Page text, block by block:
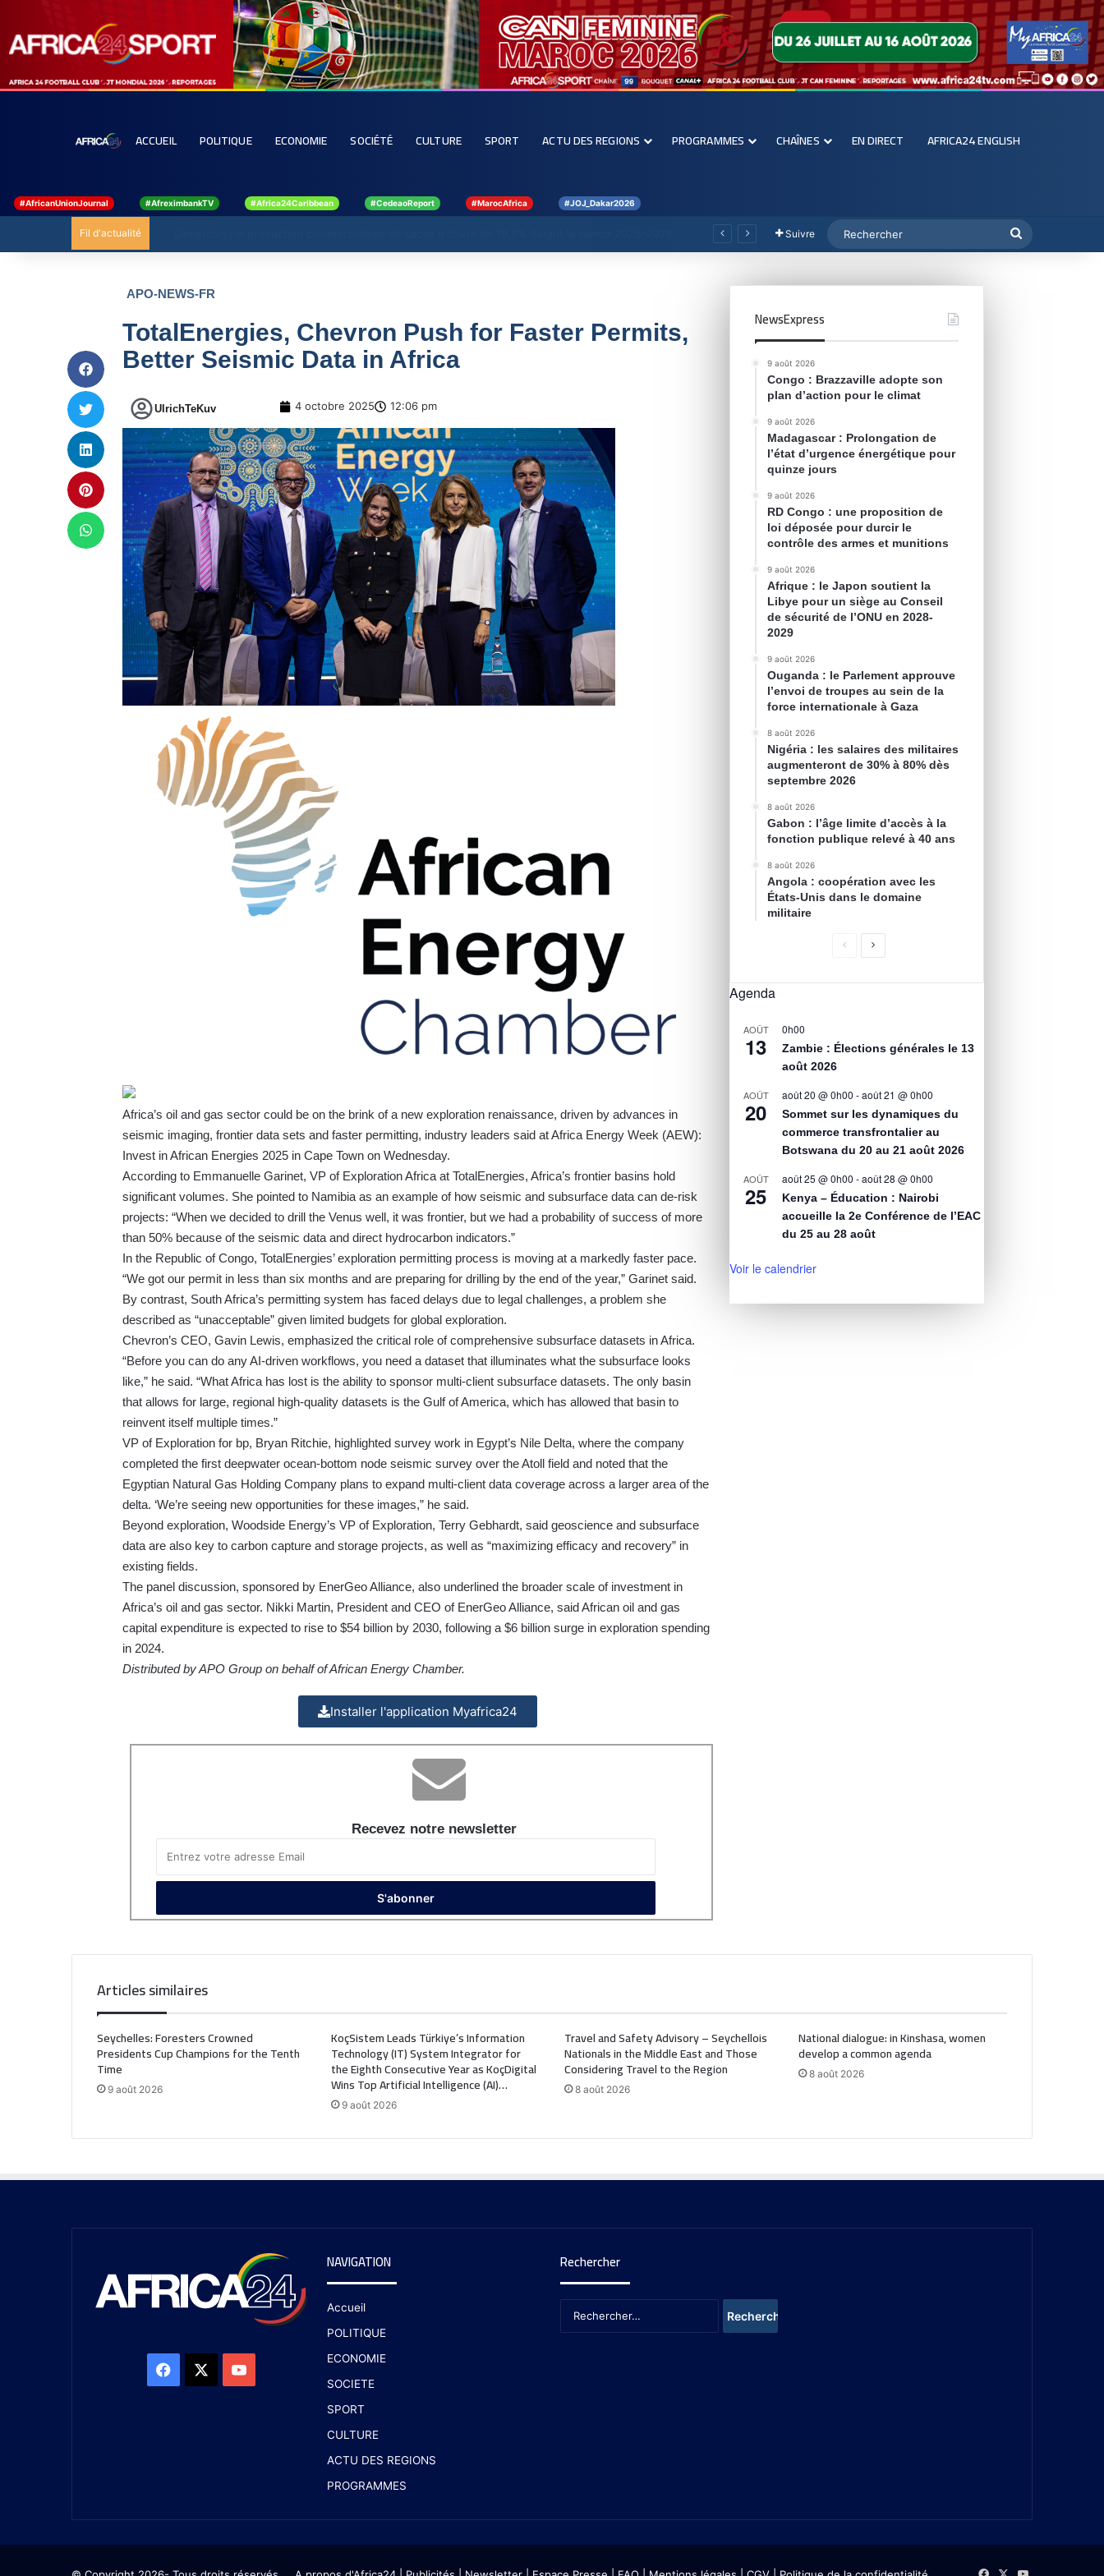
ACCUEIL POLITIQUE ECONOMIE SOCIÉTÉ CULTURE SPORT ACTU DES REGIONS PROGRAMMES CHAÎNES EN DIRECT AFRICA24 ENGLISH
#AfricanUnionJournal #AfreximbankTV #Africa24Caribbean #CedeaoReport #MarocAfrica #JOJ_Dakar2026
Fil d'actualité Suivre
APO-NEWS-FR
TotalEnergies, Chevron Push for Faster Permits,
Better Seismic Data in Africa
UlrichTeKuv 4 octobre 2025 12:06 pm
Africa’s oil and gas sector could be on the brink of a new exploration renaissance, driven by advances in
seismic imaging, frontier data sets and faster permitting, industry leaders said at Africa Energy Week (AEW):
Invest in African Energies 2025 in Cape Town on Wednesday.
According to Emmanuelle Garinet, VP of Exploration Africa at TotalEnergies, Africa’s frontier basins hold
significant volumes. She pointed to Namibia as an example of how seismic and subsurface data can de-risk
projects: “When we decided to drill the Venus well, it was frontier, but we had a probability of success of more
than 50% because of the seismic data and direct hydrocarbon indicators.”
In the Republic of Congo, TotalEnergies’ exploration permitting process is moving at a markedly faster pace.
“We got our permit in less than six months and are preparing for drilling by the end of the year,” Garinet said.
By contrast, South Africa’s permitting system has faced delays due to legal challenges, a problem she
described as “unacceptable” given limited budgets for global exploration.
Chevron’s CEO, Gavin Lewis, emphasized the critical role of comprehensive subsurface datasets in Africa.
“Before you can do any AI-driven workflows, you need a dataset that illuminates what the subsurface looks
like,” he said. “What Africa has lost is the ability to sponsor multi-client subsurface datasets. The only basin
that allows for large, regional high-quality datasets is the Gulf of America, which has allowed that basin to
reinvent itself multiple times.”
VP of Exploration for bp, Bryan Ritchie, highlighted survey work in Egypt’s Nile Delta, where the company
completed the first deepwater ocean-bottom node seismic survey over the Atoll field and noted that the
Egyptian Natural Gas Holding Company plans to expand multi-client data coverage across a larger area of the
delta. ‘We’re seeing new opportunities for these images,” he said.
Beyond exploration, Woodside Energy’s VP of Exploration, Terry Gebhardt, said geoscience and subsurface
data are also key to carbon capture and storage projects, as well as “maximizing efficacy and recovery” in
existing fields.
The panel discussion, sponsored by EnerGeo Alliance, also underlined the broader scale of investment in
Africa’s oil and gas sector. Nikki Martin, President and CEO of EnerGeo Alliance, said African oil and gas
capital expenditure is expected to rise to $54 billion by 2030, following a $6 billion surge in exploration spending
in 2024.
Distributed by APO Group on behalf of African Energy Chamber.
Installer l'application Myafrica24
Recevez notre newsletter
NewsExpress
9 août 2026
Congo : Brazzaville adopte son
plan d’action pour le climat
9 août 2026
Madagascar : Prolongation de
l’état d’urgence énergétique pour
quinze jours
9 août 2026
RD Congo : une proposition de
loi déposée pour durcir le
contrôle des armes et munitions
9 août 2026
Afrique : le Japon soutient la
Libye pour un siège au Conseil
de sécurité de l’ONU en 2028-
2029
9 août 2026
Ouganda : le Parlement approuve
l’envoi de troupes au sein de la
force internationale à Gaza
8 août 2026
Nigéria : les salaires des militaires
augmenteront de 30% à 80% dès
septembre 2026
8 août 2026
Gabon : l’âge limite d’accès à la
fonction publique relevé à 40 ans
8 août 2026
Angola : coopération avec les
États-Unis dans le domaine
militaire
Agenda
AOÛT
13
0h00
Zambie : Élections générales le 13
août 2026
AOÛT
20
août 20 @ 0h00 -août 21 @ 0h00
Sommet sur les dynamiques du
commerce transfrontalier au
Botswana du 20 au 21 août 2026
AOÛT
25
août 25 @ 0h00 -août 28 @ 0h00
Kenya – Éducation : Nairobi
accueille la 2e Conférence de l’EAC
du 25 au 28 août
Voir le calendrier
Articles similaires
Seychelles: Foresters Crowned
Presidents Cup Champions for the Tenth
Time
9 août 2026
KoçSistem Leads Türkiye’s Information
Technology (IT) System Integrator for
the Eighth Consecutive Year as KoçDigital
Wins Top Artificial Intelligence (AI)…
9 août 2026
Travel and Safety Advisory – Seychellois
Nationals in the Middle East and Those
Considering Travel to the Region
8 août 2026
National dialogue: in Kinshasa, women
develop a common agenda
8 août 2026
NAVIGATION
Accueil
POLITIQUE
ECONOMIE
SOCIETE
SPORT
CULTURE
ACTU DES REGIONS
PROGRAMMES
Rechercher